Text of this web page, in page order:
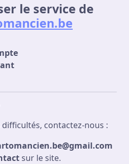
le service de
contactez-nous :
sur le site.